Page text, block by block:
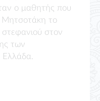
ο μαθητής που
Μητσοτάκη το
στον
των